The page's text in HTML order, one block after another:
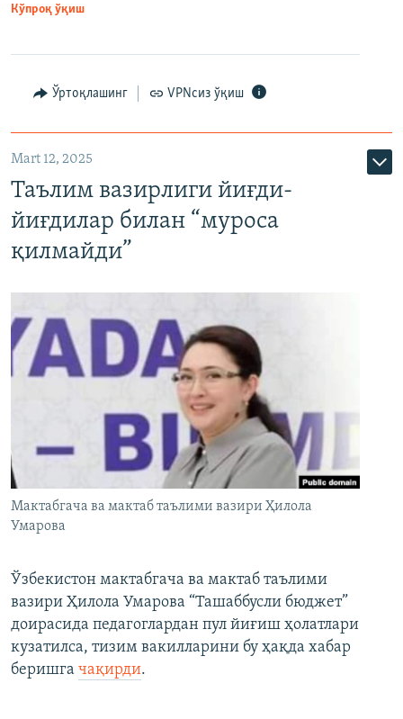
Кўпроқ ўқиш
Ўртоқлашинг VPNсиз ўқиш
Mart 12, 2025
Таълим вазирлиги йиғди-
йиғдилар билан “муроса
қилмайди”
Мактабгача ва мактаб таълими вазири Ҳилола
Умарова
Ўзбекистон мактабгача ва мактаб таълими
вазири Ҳилола Умарова “Ташаббусли бюджет”
доирасида педагоглардан пул йиғиш ҳолатлари
кузатилса, тизим вакилларини бу ҳақда хабар
беришга чақирди.